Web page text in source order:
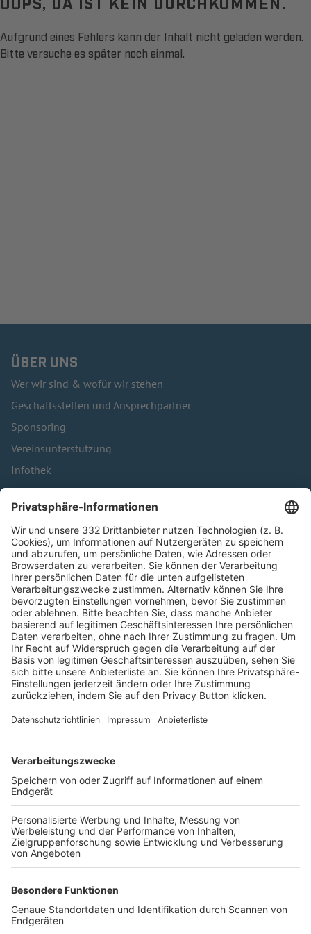
Aufgrund eines Fehlers kann der Inhalt nicht geladen werden.
Bitte versuche es später noch einmal.
ÜBER UNS
Wer wir sind & wofür wir stehen
Geschäftsstellen und Ansprechpartner
Sponsoring
Vereinsunterstützung
Infothek
Kontakt
HÄUFIG BESUCHTE SEITEN
Pässe und Vereinswechsel
Trainerausbildung
Schulungsangebot Vereinsmitarbeiter
BFV-Geschäftsstellen
Trainerbörse
Login SpielPlus
FOLGE DEM BFV
TOP-VEREINE
TOP-PARTNER